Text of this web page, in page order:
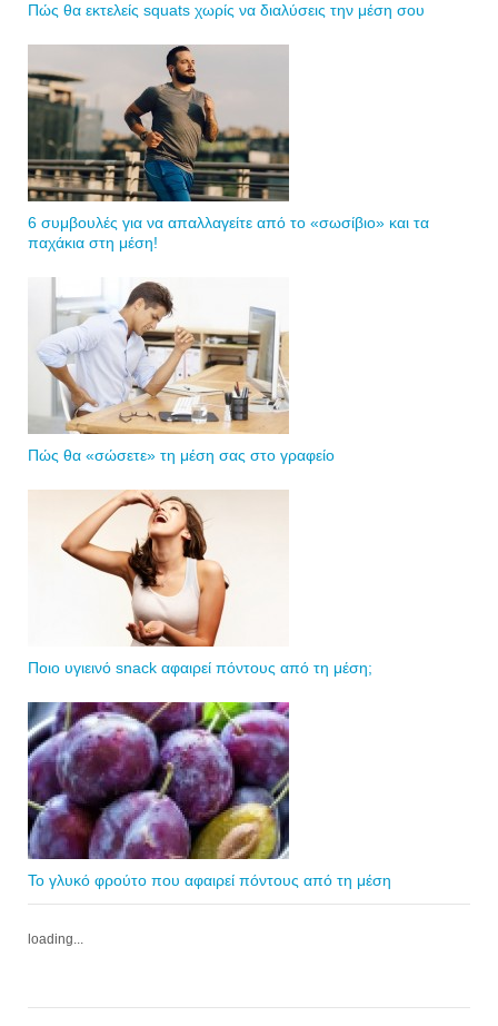
Πώς θα εκτελείς squats χωρίς να διαλύσεις την μέση σου
6 συμβουλές για να απαλλαγείτε από το «σωσίβιο» και τα
παχάκια στη μέση!
Πώς θα «σώσετε» τη μέση σας στο γραφείο
Ποιο υγιεινό snack αφαιρεί πόντους από τη μέση;
Το γλυκό φρούτο που αφαιρεί πόντους από τη μέση
loading...